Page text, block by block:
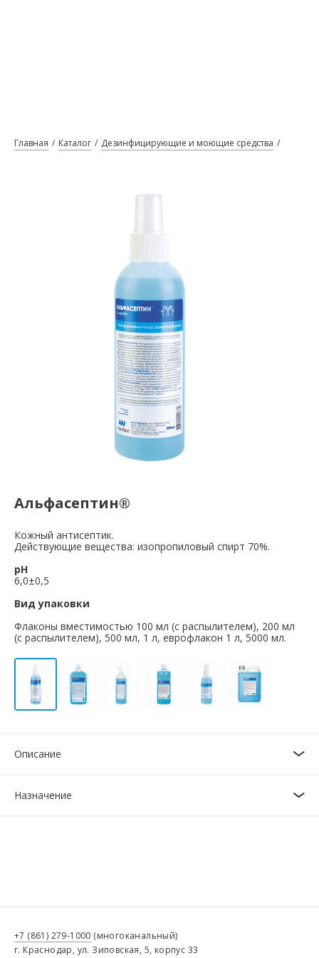
Главная Каталог Дезинфицирующие и моющие средства
Альфасептин®
Кожный антисептик.
Действующие вещества: изопропиловый спирт 70%.
pH
6,0±0,5
Вид упаковки
Флаконы вместимостью 100 мл (с распылителем), 200 мл
(с распылителем), 500 мл, 1 л, еврофлакон 1 л, 5000 мл.
Описание
Назначение
+7 (861) 279-1000 (многоканальный)
г. Краснодар, ул. Зиповская, 5, корпус 33